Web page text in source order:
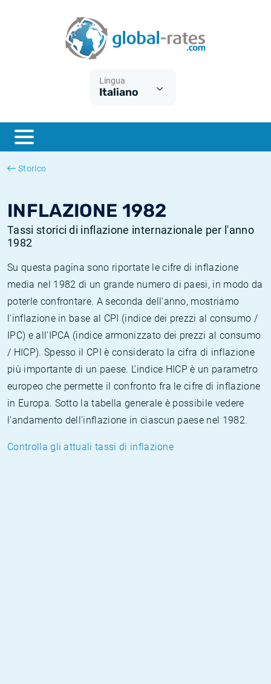
Lingua
Italiano
Storico
INFLAZIONE 1982
Tassi storici di inflazione internazionale per l'anno
1982
Su questa pagina sono riportate le cifre di inflazione
media nel 1982 di un grande numero di paesi, in modo da
poterle confrontare. A seconda dell'anno, mostriamo
l'inflazione in base al CPI (indice dei prezzi al consumo /
IPC) e all'IPCA (indice armonizzato dei prezzi al consumo
/ HICP). Spesso il CPI è considerato la cifra di inflazione
più importante di un paese. L'indice HICP è un parametro
europeo che permette il confronto fra le cifre di inflazione
in Europa. Sotto la tabella generale è possibile vedere
l'andamento dell'inflazione in ciascun paese nel 1982.
Controlla gli attuali tassi di inflazione
ESTER
SONIA
Cos'è l'inflazione CPI?
Cos'è l'inflazione HICP?
Inflazione Italia
Inflazione Stati Uniti
Tassi storici Euribor
Tassi storici di SONIA
Tassi storici di TONAR
Calcolatore dell’inflazione